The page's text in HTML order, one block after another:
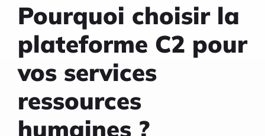
Pourquoi choisir la
plateforme C2 pour
vos services
ressources
humaines ?